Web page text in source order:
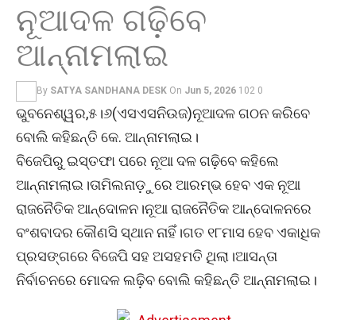
ନୂଆଦଳ ଗଢ଼ିବେ
ଆନ୍ନାମଲାଇ
By SATYA SANDHANA DESK On Jun 5, 2026 102 0
ଭୁବନେଶ୍ୱର,୫।୬(ଏସଏସନିଉଜ)ନୂଆଦଳ ଗଠନ କରିବେ
ବୋଲି କହିଛନ୍ତି କେ. ଆନ୍ନାମଲାଇ।
ବିଜେପିରୁ ଇସ୍ତଫା ପରେ ନୂଆ ଦଳ ଗଢ଼ିବେ କହିଲେ
ଆନ୍ନାମଲାଇ।ତାମିଲନାଡ଼ୁରେ ଆରମ୍ଭ ହେବ ଏକ ନୂଆ
ରାଜନୈତିକ ଆନ୍ଦୋଳନ।ନୂଆ ରାଜନୈତିକ ଆନ୍ଦୋଳନରେ
ବଂଶବାଦର କୌଣସି ସ୍ଥାନ ନାହିଁ।ଗତ ୧୮ମାସ ହେବ ଏକାଧିକ
ପ୍ରସଙ୍ଗରେ ବିଜେପି ସହ ଅସହମତି ଥିଲା।ଆସନ୍ତା
ନିର୍ବାଚନରେ ମୋଦଳ ଲଢ଼ିବ ବୋଲି କହିଛନ୍ତି ଆନ୍ନାମଲାଇ।